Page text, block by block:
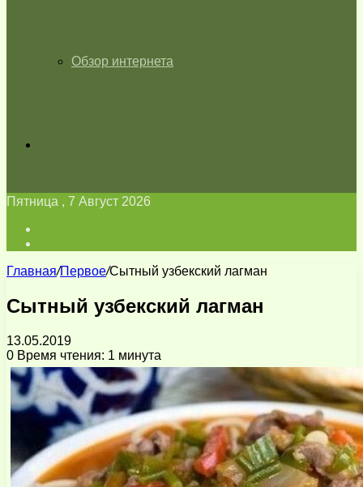
Обзор интернета
Пятница , 7 Август 2026
Главная/Первое/Сытный узбекский лагман
Сытный узбекский лагман
13.05.2019
0 Время чтения: 1 минута